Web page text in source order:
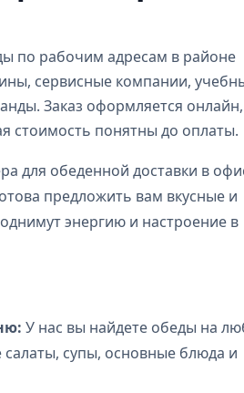
по рабочим адресам в районе
сервисные компании,
Заказ оформляется онлайн,
стоимость понятны до оплаты.
для обеденной доставки в
предложить вам вкусные и
энергию и настроение в
У нас вы найдете обеды на
салаты, супы, основные блюда и